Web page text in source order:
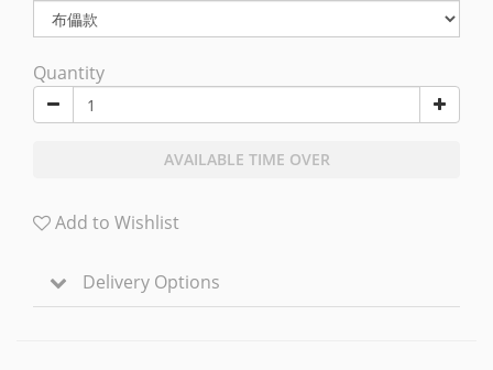
Quantity
AVAILABLE TIME OVER
Add to Wishlist
Delivery Options